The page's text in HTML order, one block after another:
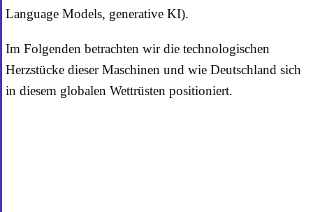
Language Models, generative KI).
Im Folgenden betrachten wir die technologischen
Herzstücke dieser Maschinen und wie Deutschland sich
in diesem globalen Wettrüsten positioniert.